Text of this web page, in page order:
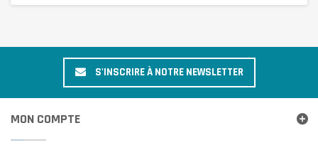
S'INSCRIRE À NOTRE NEWSLETTER
MON COMPTE